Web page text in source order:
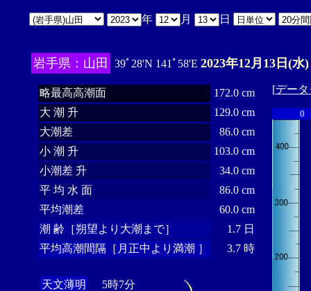
年 月 日
岩手県：山田 39ﾟ28'N 141ﾟ58'E 2023年12月13日(水)
略最高高潮面
172.0 cm
大 潮 升
129.0 cm
大潮差
86.0 cm
小 潮 升
103.0 cm
小潮差 升
34.0 cm
平 均 水 面
86.0 cm
平均潮差
60.0 cm
潮 齢［朔望より大潮まで］
1.7 日
平均高潮間隔［月正中より満潮 ］
3.7 時
天文薄明
5時7分
[デー
0